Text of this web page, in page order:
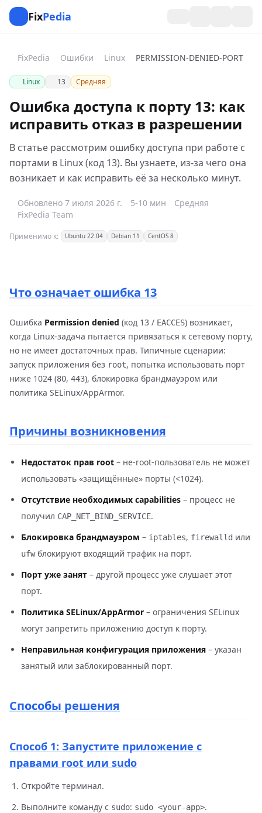
FixPedia
FixPedia Ошибки Linux PERMISSION-DENIED-PORT
Linux 13 Средняя
Ошибка доступа к порту 13: как
исправить отказ в разрешении
В статье рассмотрим ошибку доступа при работе с
портами в Linux (код 13). Вы узнаете, из-за чего она
возникает и как исправить её за несколько минут.
Обновлено 7 июля 2026 г. 5-10 мин
Средняя
FixPedia Team
Применимо к: Ubuntu 22.04 Debian 11 CentOS 8
Что означает ошибка 13
Ошибка Permission denied (код 13 / EACCES) возникает,
когда Linux-задача пытается привязаться к сетевому порту,
но не имеет достаточных прав. Типичные сценарии:
запуск приложения без root, попытка использовать порт
ниже 1024 (80, 443), блокировка брандмауэром или
политика SELinux/AppArmor.
Причины возникновения
Недостаток прав root – не-root-пользователь не может
использовать «защищённые» порты (<1024).
Отсутствие необходимых capabilities – процесс не
получил CAP_NET_BIND_SERVICE.
Блокировка брандмауэром – iptables, firewalld или
ufwблокируют входящий трафик на порт.
Порт уже занят – другой процесс уже слушает этот
порт.
Политика SELinux/AppArmor – ограничения SELinux
могут запретить приложению доступ к порту.
Неправильная конфигурация приложения – указан
занятый или заблокированный порт.
Способы решения
Способ 1: Запустите приложение с
правами root или sudo
Откройте терминал.
Выполните команду с sudo: sudo <your‑app>.